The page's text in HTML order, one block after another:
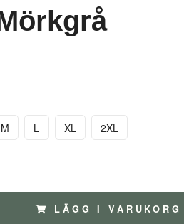
M L XL 2XL
LÄGG I VARUKORG